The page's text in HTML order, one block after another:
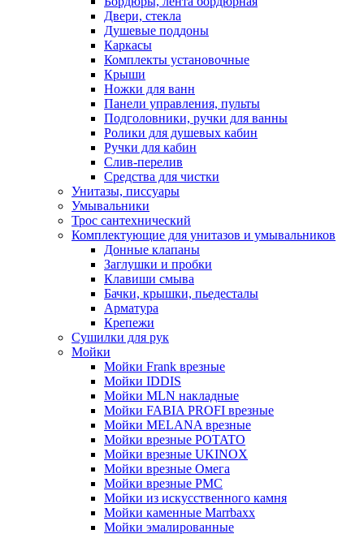
Двери, стекла
Душевые поддоны
Каркасы
Комплекты установочные
Крыши
Ножки для ванн
Панели управления, пульты
Подголовники, ручки для ванны
Ролики для душевых кабин
Ручки для кабин
Слив-перелив
Средства для чистки
Унитазы, писсуары
Умывальники
Трос сантехнический
Комплектующие для унитазов и умывальников
Донные клапаны
Заглушки и пробки
Клавиши смыва
Бачки, крышки, пьедесталы
Арматура
Крепежи
Сушилки для рук
Мойки
Мойки Frank врезные
Мойки IDDIS
Мойки MLN накладные
Мойки FABIA PROFI врезные
Мойки MELANA врезные
Мойки врезные POTATO
Мойки врезные UKINOX
Мойки врезные Омега
Мойки врезные РМС
Мойки из искусственного камня
Мойки каменные Marrbaxx
Мойки эмалированные